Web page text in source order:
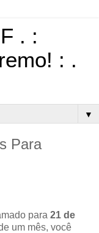
. :
: .
▼
Para
para 21 de
um mês, você